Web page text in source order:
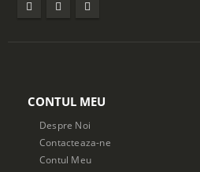
CONTUL MEU
Despre Noi
Contacteaza-ne
Contul Meu